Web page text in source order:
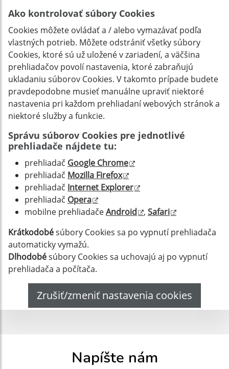
Ako kontrolovať súbory Cookies
Cookies môžete ovládať a / alebo vymazávať podľa
vlastných potrieb. Môžete odstrániť všetky súbory
Cookies, ktoré sú už uložené v zariadení, a väčšina
prehliadačov povolí nastavenia, ktoré zabraňujú
ukladaniu súborov Cookies. V takomto prípade budete
pravdepodobne musieť manuálne upraviť niektoré
nastavenia pri každom prehliadaní webových stránok a
niektoré služby a funkcie.
Správu súborov Cookies pre jednotlivé
prehliadače nájdete tu:
prehliadač Google Chrome
prehliadač Mozilla Firefox
prehliadač Internet Explorer
prehliadač Opera
mobilne prehliadačeAndroid , Safari
Krátkodobésúbory Cookies sa po vypnutí prehliadača
automaticky vymažú.
Dlhodobésúbory Cookies sa uchovajú aj po vypnutí
prehliadača a počítača.
Zrušiť/zmeniť nastavenia cookies
Napíšte nám